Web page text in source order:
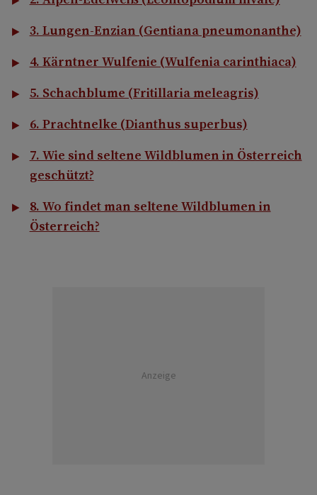
3. Lungen-Enzian (Gentiana pneumonanthe)
4. Kärntner Wulfenie (Wulfenia carinthiaca)
5. Schachblume (Fritillaria meleagris)
6. Prachtnelke (Dianthus superbus)
7. Wie sind seltene Wildblumen in Österreich
geschützt?
8. Wo findet man seltene Wildblumen in
Österreich?
Anzeige